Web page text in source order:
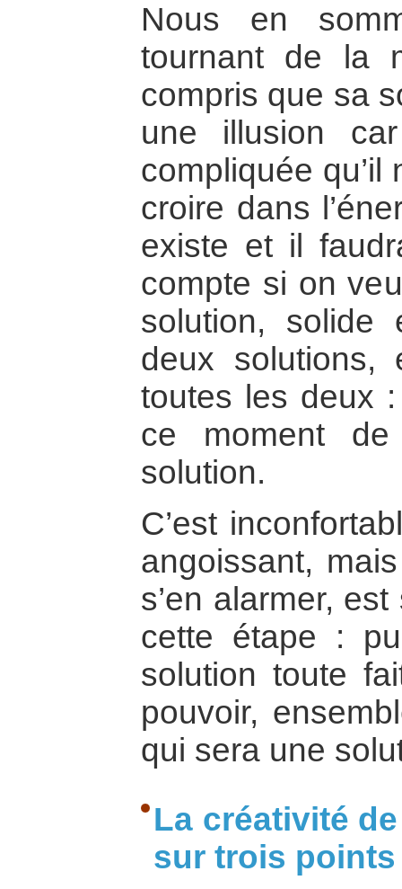
Nous en
tournant de la
compris que sa
une illusion
compliquée qu’il
croire dans
existe et il
compte si on
solution, solide
deux
toutes les deux
ce moment
solution.
C’est
angoissant,
s’en alarmer,
cette étape :
solution toute
pouvoir,
qui sera une
La créativité
sur trois